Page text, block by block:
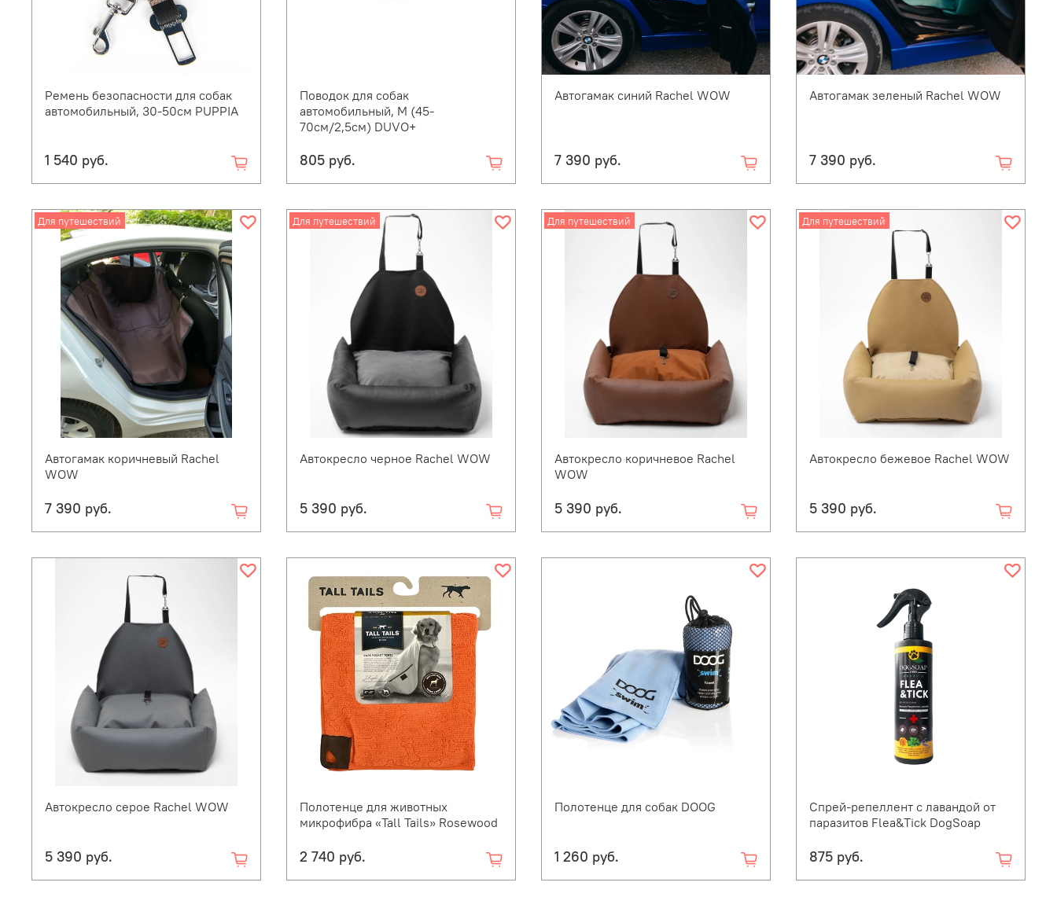
Ремень безопасности для собак
автомобильный, 30-50см PUPPIA
1 540 руб.
Поводок для собак
автомобильный, M (45-
70см/2,5см) DUVO+
805 руб.
Автогамак синий Rachel WOW
7 390 руб.
Автогамак зеленый Rachel WOW
7 390 руб.
Для путешествий
Автогамак коричневый Rachel
WOW
7 390 руб.
Для путешествий
Автокресло черное Rachel WOW
5 390 руб.
Для путешествий
Автокресло коричневое Rachel
WOW
5 390 руб.
Для путешествий
Автокресло бежевое Rachel WOW
5 390 руб.
Автокресло серое Rachel WOW
5 390 руб.
Полотенце для животных
микрофибра «Tall Tails» Rosewood
2 740 руб.
Полотенце для собак DOOG
1 260 руб.
Спрей-репеллент с лавандой от
паразитов Flea&Tick DogSoap
875 руб.